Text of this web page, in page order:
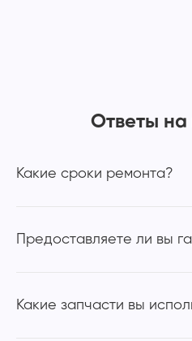
Ответы на
Какие сроки ремонта?
Предоставляете ли вы
Какие запчасти вы